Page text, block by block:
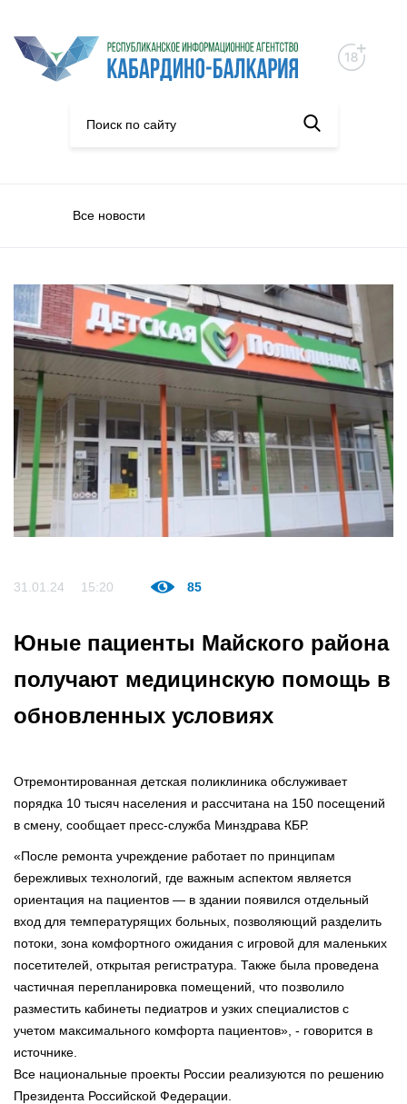
Все новости
Общество
31.01.24 15:20 85
Юные пациенты Майского района
получают медицинскую помощь в
обновленных условиях
Отремонтированная детская поликлиника обслуживает
порядка 10 тысяч населения и рассчитана на 150 посещений
в смену, сообщает пресс-служба Минздрава КБР.
«После ремонта учреждение работает по принципам
бережливых технологий, где важным аспектом является
ориентация на пациентов — в здании появился отдельный
вход для температурящих больных, позволяющий разделить
потоки, зона комфортного ожидания с игровой для маленьких
посетителей, открытая регистратура. Также была проведена
частичная перепланировка помещений, что позволило
разместить кабинеты педиатров и узких специалистов с
учетом максимального комфорта пациентов», - говорится в
источнике.
Все национальные проекты России реализуются по решению
Президента Российской Федерации.